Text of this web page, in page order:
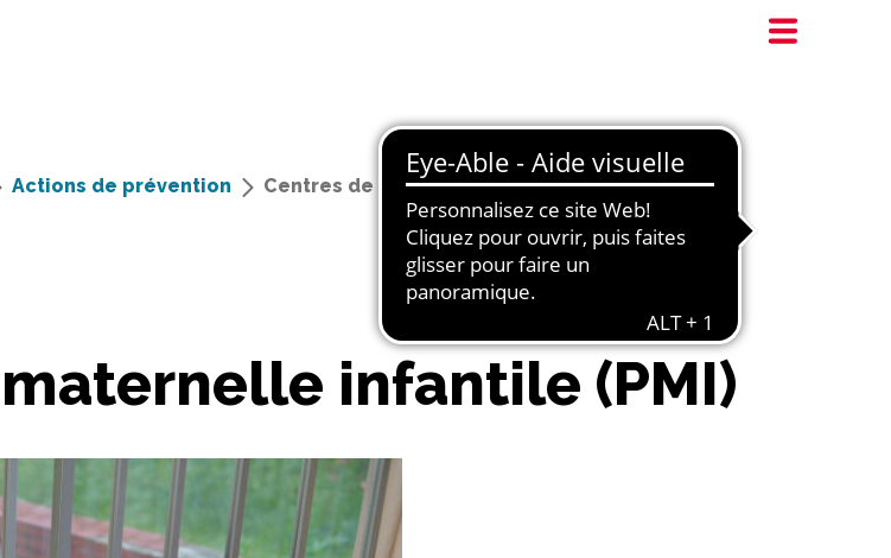
Actions de prévention Centres de Protection Maternelle Infantile (PMI)
infantile (PMI)